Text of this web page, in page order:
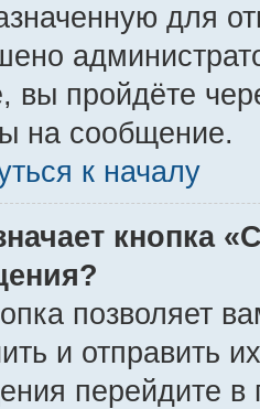
для
вы пройдёте
на сообщение.
к началу
кнопка
позволяет
и отправить
перейдите в